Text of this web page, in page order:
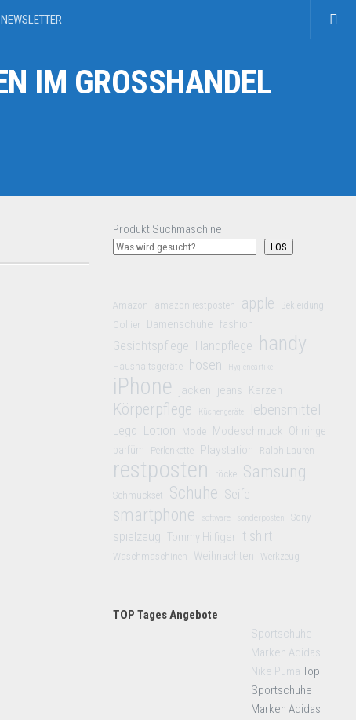
NEWSLETTER
IM GROSSHANDEL
Produkt Suchmaschine
LOS
Amazon amazon restposten apple Bekleidung
Collier Damenschuhe fashion
Gesichtspflege Handpflege handy
Haushaltsgeräte hosen Hygieneartikel
iPhone jacken jeans Kerzen
Körperpflege Küchengeräte lebensmittel
Lego Lotion Mode Modeschmuck Ohrringe
parfüm
Perlenkette Playstation Ralph Lauren
restposten röcke Samsung
Schmuckset Schuhe Seife
smartphone software sonderposten Sony
spielzeug Tommy Hilfiger t shirt
Waschmaschinen Weihnachten Werkzeug
TOP Tages Angebote
Sportschuhe
Marken Adidas
Nike Puma Top
Sportschuhe
Marken Adidas